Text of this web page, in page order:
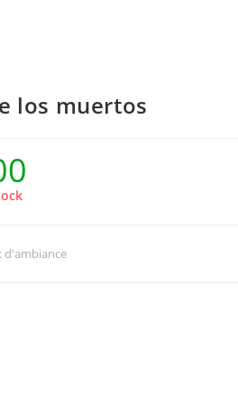
los muertos
d'ambiance